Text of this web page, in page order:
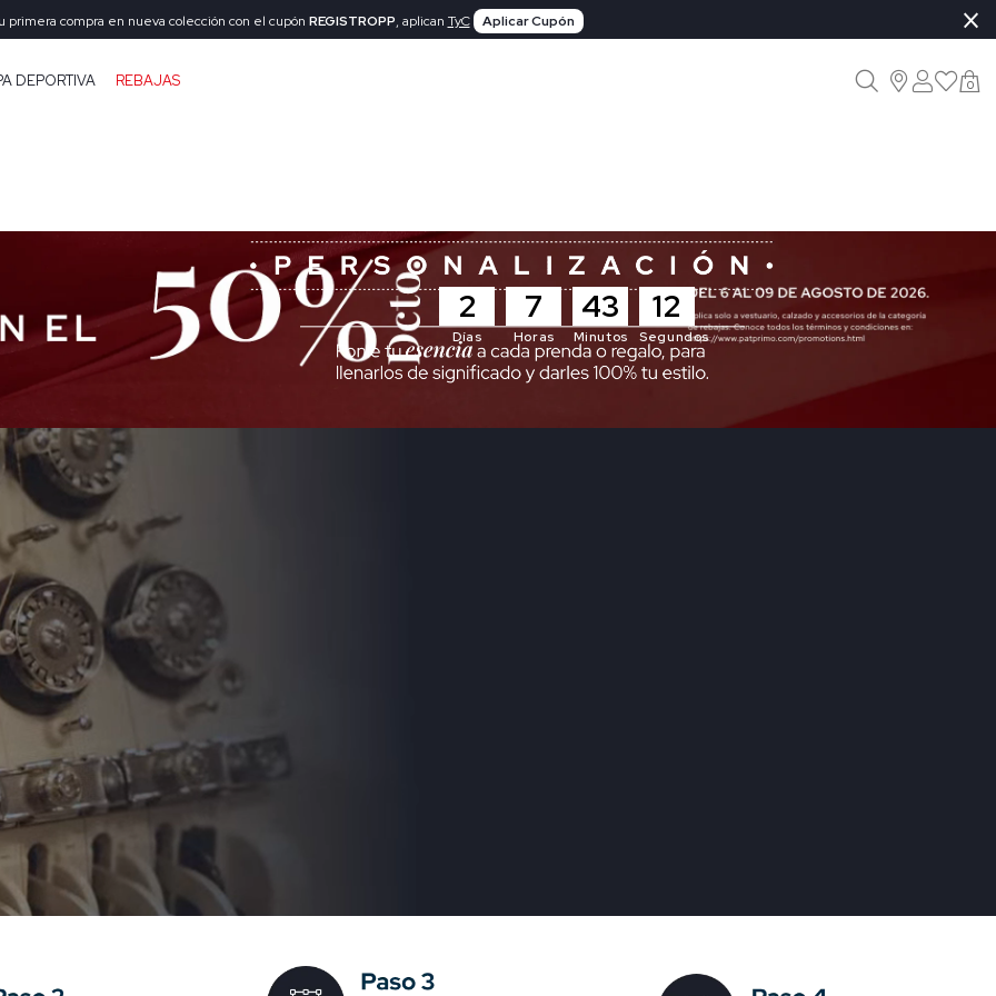
primera compra en nueva colección con el cupón REGISTROPP, aplican TyC Aplicar Cupón ×
DEPORTIVA REBAJAS 0
2
Días
7
Horas
43
Minutos
10
Segundos